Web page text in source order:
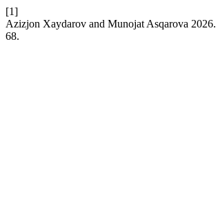
[1]
Azizjon Xaydarov and Munojat Asqarova
68.